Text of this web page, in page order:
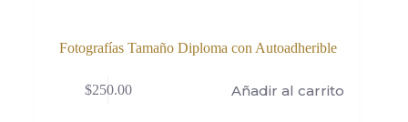
Fotografías Tamaño Diploma con Autoadherible
$250.00 Añadir al carrito